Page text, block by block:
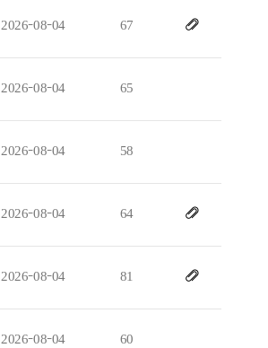
2026-08-04 67
2026-08-04 65
2026-08-04 58
2026-08-04 64
2026-08-04 81
2026-08-04 60